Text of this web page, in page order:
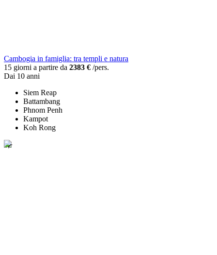
Cambogia in famiglia: tra templi e natura
15 giorni a partire da 2383 € /pers.
Dai 10 anni
Siem Reap
Battambang
Phnom Penh
Kampot
Koh Rong